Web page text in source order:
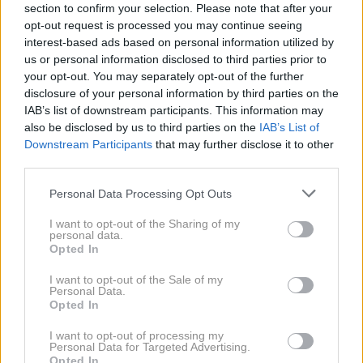
section to confirm your selection. Please note that after your
opt-out request is processed you may continue seeing
interest-based ads based on personal information utilized by
us or personal information disclosed to third parties prior to
your opt-out. You may separately opt-out of the further
disclosure of your personal information by third parties on the
IAB’s list of downstream participants. This information may
also be disclosed by us to third parties on the IAB’s List of
Downstream Participants that may further disclose it to other
Personal Data Processing Opt Outs
I want to opt-out of the Sharing of my
personal data.
Opted In
I want to opt-out of the Sale of my
Personal Data.
Opted In
I want to opt-out of processing my
Personal Data for Targeted Advertising.
bolj razkošno hišo, ki bi bila primernejša za njuno
družino. Po dobro obveščenih virih naj bi bila ena od
možnosti Fort Belvedere, veličastna gotska
rezidenca, ki se nahaja na skritem delu velikega parka
v Windsoru. Ta zgodovinski dvorec iz 18. stoletja je
bil priljubljen kraj Edwarda VIII., ki je tam leta 1936
podpisal svojo abdikacijo.
posebej privlači Kate inprinceso Charlotte , ki sta
veliki ljubiteljici tenisa. Poleg tega posest vključuje
še rožni vrt, zelenjavni vrt, rastlinjak, hleve, dve jezeri
in tri hišice za osebje – kar kraljevi družini zagotavlja